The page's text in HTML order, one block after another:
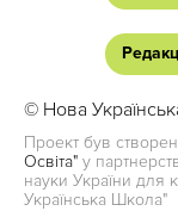
© Нова
Проект був
Освіта" у
науки України для
Українська Школа"